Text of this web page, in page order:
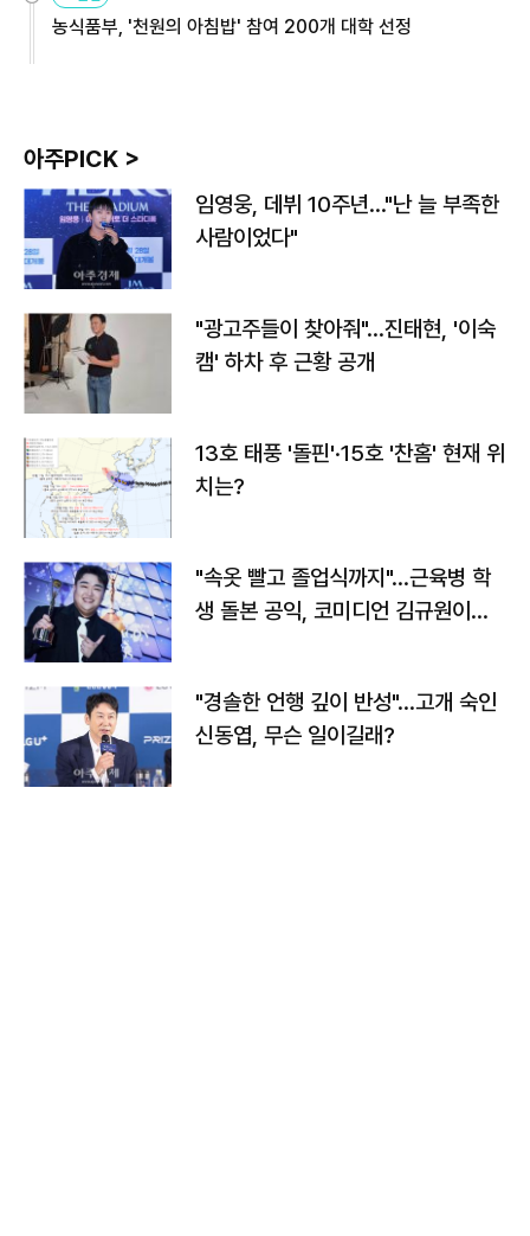
농식품부, '천원의 아침밥' 참여 200개 대학 선정
아주PICK >
임영웅, 데뷔 10주년…"난 늘 부족한
사람이었다"
"광고주들이 찾아줘"…진태현, '이숙
캠' 하차 후 근황 공개
13호 태풍 '돌핀'·15호 '찬홈' 현재 위
치는?
"속옷 빨고 졸업식까지"…근육병 학
생 돌본 공익, 코미디언 김규원이었
"경솔한 언행 깊이 반성"…고개 숙인
신동엽, 무슨 일이길래?